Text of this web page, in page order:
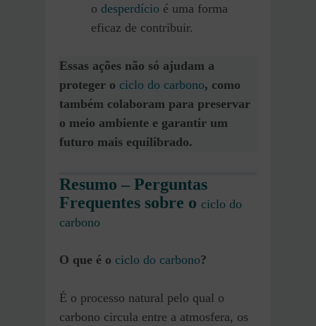
o desperdício é uma forma
eficaz de contribuir.
Essas ações não só ajudam a
proteger o ciclo do carbono, como
também colaboram para preservar
o meio ambiente e garantir um
futuro mais equilibrado.
Resumo – Perguntas
Frequentes sobre o ciclo do
carbono
O que é o ciclo do carbono?
É o processo natural pelo qual o
carbono circula entre a atmosfera, os